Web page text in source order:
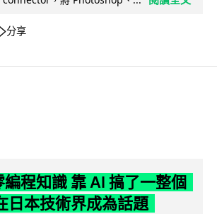
分享
編程知識 靠 AI 搞了一整個
日本技術界成為話題